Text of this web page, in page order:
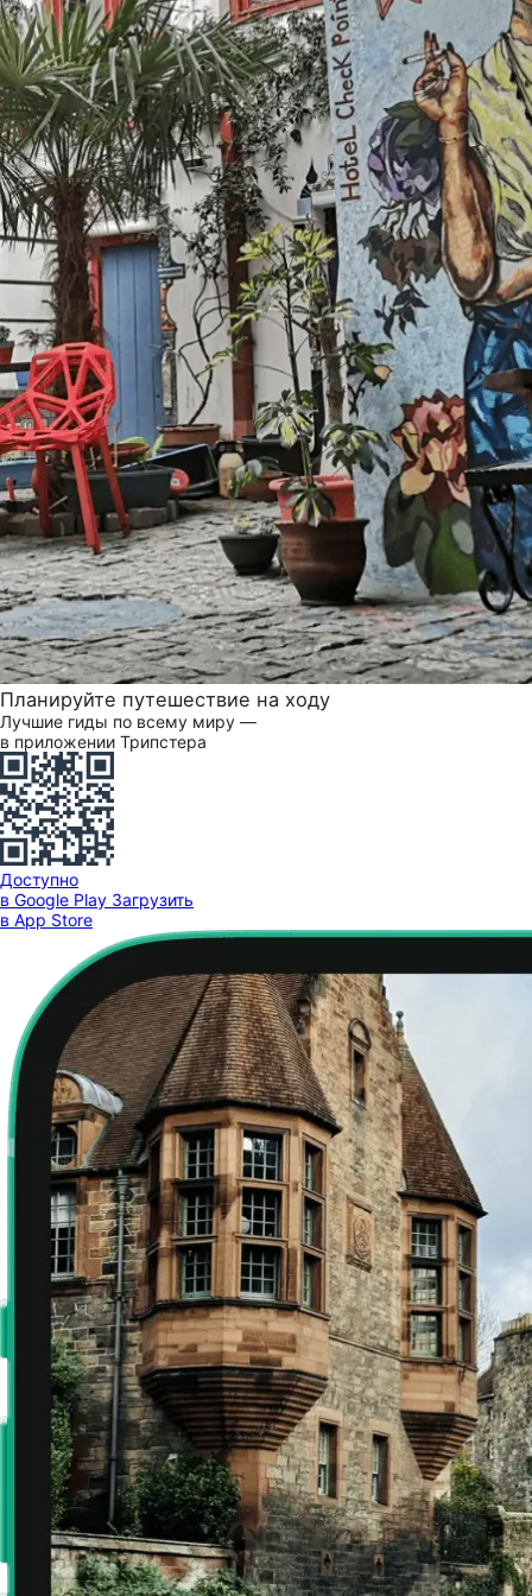
Планируйте путешествие на ходу
Лучшие гиды по всему миру —
в приложении Трипстера
Доступно
в Google Play Загрузить
в App Store